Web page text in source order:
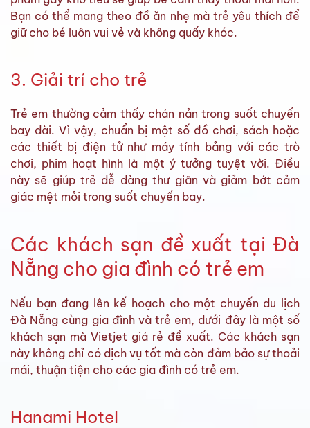
Bạn có thể mang theo đồ ăn nhẹ mà trẻ yêu thích để
giữ cho bé luôn vui vẻ và không quấy khóc.
3. Giải trí cho trẻ
Trẻ em thường cảm thấy chán nản trong suốt chuyến
bay dài. Vì vậy, chuẩn bị một số đồ chơi, sách hoặc
các thiết bị điện tử như máy tính bảng với các trò
chơi, phim hoạt hình là một ý tưởng tuyệt vời. Điều
này sẽ giúp trẻ dễ dàng thư giãn và giảm bớt cảm
giác mệt mỏi trong suốt chuyến bay.
Các khách sạn đề xuất tại Đà
Nẵng cho gia đình có trẻ em
Nếu bạn đang lên kế hoạch cho một chuyến du lịch
Đà Nẵng cùng gia đình và trẻ em, dưới đây là một số
khách sạn mà Vietjet giá rẻ đề xuất. Các khách sạn
này không chỉ có dịch vụ tốt mà còn đảm bảo sự thoải
mái, thuận tiện cho các gia đình có trẻ em.
Hanami Hotel